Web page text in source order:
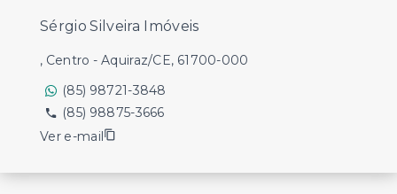
Sérgio Silveira Imóveis
, Centro - Aquiraz/CE, 61700-000
(85) 98721-3848
(85) 98875-3666
Ver e-mail